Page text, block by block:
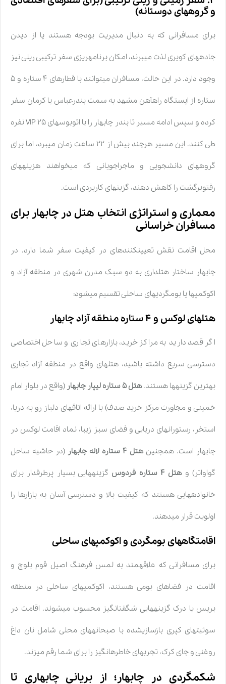
و گروههای دوستانه)
برای مسافرانی که به دنبال مدیریت بودجه هستند یا از دیدن
جادههای کویری لذت میبرند، امکان برنامهریزی سفر ترکیبی ریلی نیز
وجود دارد. در این حالت، مسافران میتوانند با قطارهای ۴ ستاره و ۵
ستاره از ایستگاه راهآهن مشهد به سمت بندرعباس یا کرمان سفر
کرده و سپس ادامه مسیر تا بندر چابهار را با اتوبوسهای VIP ۲۵ نفره
طی کنند. این مسیر هرچند بیش از ۲۲ ساعت زمان میبرد، اما برای
گروههای دانشجویی و ماجراجویانی که میخواهند هزینههای
رفتوبرگشت را کاهش دهند، گزینهای کاربردی است.
معماری و استراتژی انتخاب هتل در چابهار برای
مسافران خراسانی
محل اقامت نقش تعیینکنندهای در کیفیت سفر شما دارد. در
چابهار ساختار هتلداری به دو سبک مدرن شهری در منطقه آزاد و
اکوکمپها یا بومگردیهای ساحلی تقسیم میشود:
هتلهای لوکس و ۴ ستاره منطقه آزاد چابهار
اگر قصد دارید به مراکز خرید، بازارهای تجاری و ساحل اختصاصی
دسترسی سریع داشته باشید، هتلهای واقع در منطقه آزاد تجاری
بهترین گزینهها هستند. هتل ۵ ستاره لیپار چابهار (واقع در بلوار امام
خمینی و مجاورت مرکز خرید صدف) با ارائه اتاقهای دلباز رو به دریا،
استخر، رستورانهای دریایی و فضای سبز زیبا، نماد اقامت لوکس در
چابهار است. همچنین هتل ۴ ستاره لاله چابهار (در حاشیه ساحل
گواواتر) و هتل ۴ ستاره فردوس گزینههایی بسیار پرطرفدار برای
خانوادههایی هستند که کیفیت بالا و دسترسی آسان به بازارها را
اولویت قرار میدهند.
اقامتگاههای بومگردی و اکوکمپهای ساحلی
برای مسافرانی که علاقهمند به لمس فرهنگ اصیل قوم بلوچ و
اقامت در فضاهای بومی هستند، اکوکمپهای ساحلی در منطقه
بریس یا درک گزینههایی شگفتانگیز محسوب میشوند. اقامت در
سوئیتهای کپری بازسازیشده با صبحانههای محلی شامل نان داغ
روغنی و چای کرک، تجربهای خاطرهانگیز را برای شما رقم میزند.
شکمگردی در چابهار؛ از بریانی چابهاری تا